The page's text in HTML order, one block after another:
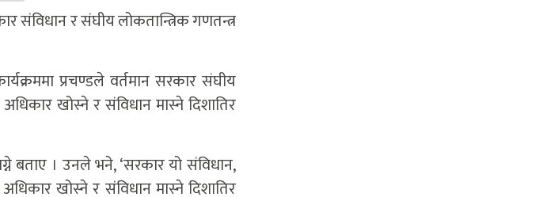
संविधान र संघीय लोकतान्त्रिक गणतन्त्र
प्रचण्डले वर्तमान सरकार संघीय
खोस्ने र संविधान मास्ने दिशातिर
बताए । उनले भने, ‘सरकार यो संविधान,
खोस्ने र संविधान मास्ने दिशातिर